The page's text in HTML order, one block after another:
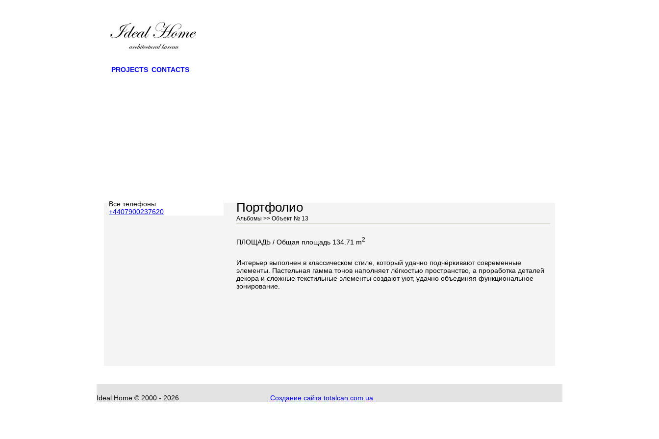
PROJECTS CONTACTS
Портфолио
Альбомы >> Объект № 13
ПЛОЩАДЬ / Общая площадь 134.71 m2
Интерьер выполнен в классическом стиле, который удачно подчёркивают современные
элементы. Пастельная гамма тонов наполняет лёгкостью пространство, а проработка деталей
декора и сложные текстильные элементы создают уют, удачно объединяя функциональное
зонирование.
Все телефоны
+4407900237620
Ideal Home © 2000 - 2026 Создание сайта totalcan.com.ua